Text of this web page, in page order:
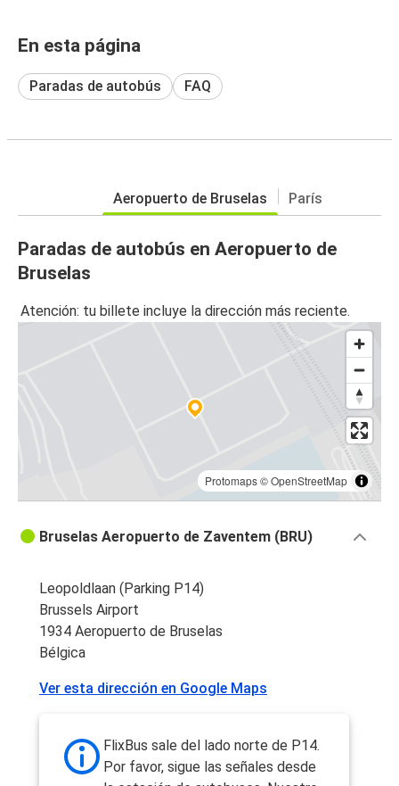
En esta página
Paradas de autobús FAQ
Aeropuerto de Bruselas París
Paradas de autobús en Aeropuerto de
Bruselas
Atención: tu billete incluye la dirección más reciente.
Protomaps©OpenStreetMap
Bruselas Aeropuerto de Zaventem (BRU)
Leopoldlaan (Parking P14)
Brussels Airport
1934 Aeropuerto de Bruselas
Bélgica
Ver esta dirección en Google Maps
FlixBus sale del lado norte de P14.
Por favor, sigue las señales desde